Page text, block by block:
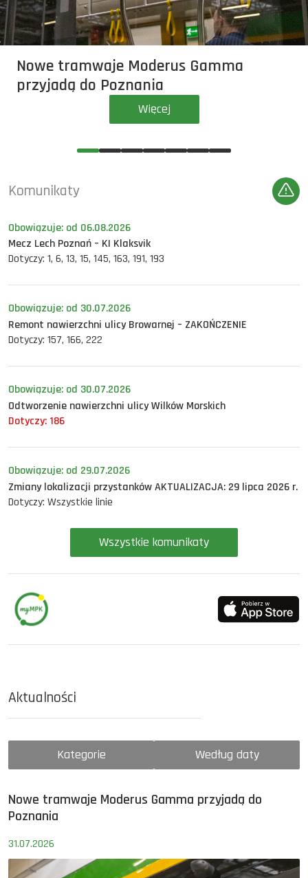
Komunikaty
Obowiązuje: od 06.08.2026
Mecz Lech Poznań – KI Klaksvik
Dotyczy: 1, 6, 13, 15, 145, 163, 191, 193
Obowiązuje: od 30.07.2026
Remont nawierzchni ulicy Browarnej – ZAKOŃCZENIE
Dotyczy: 157, 166, 222
Obowiązuje: od 30.07.2026
Odtworzenie nawierzchni ulicy Wilków Morskich
Dotyczy: 186
Obowiązuje: od 29.07.2026
Zmiany lokalizacji przystanków AKTUALIZACJA: 29 lipca 2026 r.
Dotyczy: Wszystkie linie
Wszystkie komunikaty
Nowe tramwaje Moderus Gamma
przyjadą do Poznania
Więcej
Aktualności
Kategorie Według daty
Nowe tramwaje Moderus Gamma przyjadą do
Poznania
31.07.2026